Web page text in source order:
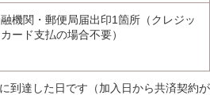
機関・郵便局届出印1箇所（クレジッ
カード支払の場合不要）
到達した日です（加入日から共済契約が